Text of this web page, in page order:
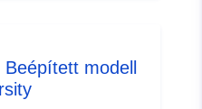
modell